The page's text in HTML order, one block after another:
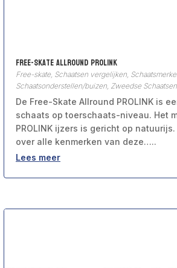
Free-Skate Allround PROLINK
Free-skate, Schaatsen vergelijken,
Schaatsonderstellen/buizen, Zweedse Schaatsen
De Free-Skate Allround PROLINK is
schaats op toerschaats-niveau. Het
PROLINK ijzers is gericht op
over alle kenmerken van deze…..
Lees meer